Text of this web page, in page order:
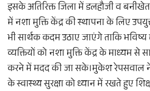
इसके अतिरिक्त जिला में डलहौजी व
में नशा मुक्ति केंद्र की स्थापना के लिए
भी सार्थक कदम उठाए जाएंगे ताकि
व्यक्तियों को नशा मुक्ति केंद्र के माध्यम से
करने में मदद की जा सके।मुकेश रेपसवाल ने
के स्वास्थ्य सुरक्षा को ध्यान में रखते हुए